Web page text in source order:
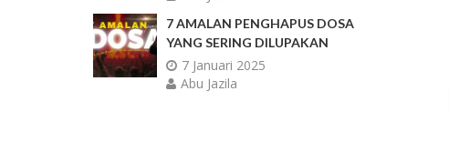
7 AMALAN PENGHAPUS DOSA
YANG SERING DILUPAKAN
7 Januari 2025
Abu Jazila